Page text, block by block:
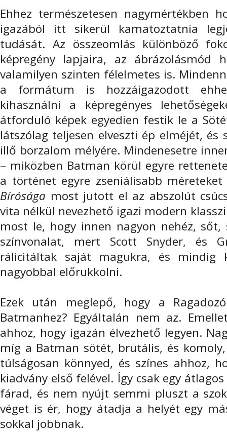
Ehhez természetesen nagymértékben
igazából itt sikerül kamatoztatnia
tudását. Az összeomlás különböző
képregény lapjaira, az ábrázolásmód
valamilyen szinten félelmetes is.
a formátum is hozzáigazodott
kihasználni a képregényes
átforduló képek egyedien festik le a
látszólag teljesen elveszti ép elméjét,
illő borzalom mélyére. Mindenesetre
– miközben Batman körül egyre
a történet egyre zseniálisabb
Bírósága most jutott el az abszolút
vita nélkül nevezhető igazi modern
most le, hogy innen nagyon nehéz,
színvonalat, mert Scott Snyder, és
rálicitáltak saját magukra, és mindig
nagyobbal előrukkolni.
Ezek után meglepő, hogy a
Batmanhez? Egyáltalán nem az.
ahhoz, hogy igazán élvezhető legyen.
míg a Batman sötét, brutális, és
túlságosan könnyed, és színes ahhoz,
kiadvány első felével. Így csak egy
fárad, és nem nyújt semmi pluszt a
véget is ér, hogy átadja a helyét egy
sokkal jobbnak.